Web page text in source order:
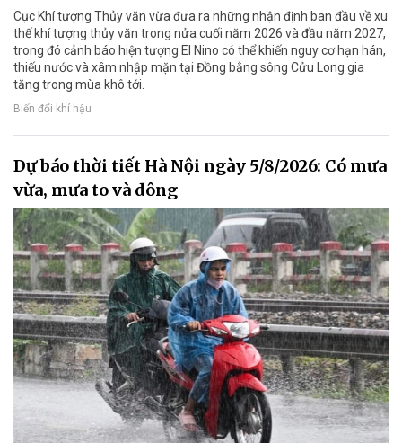
Cục Khí tượng Thủy văn vừa đưa ra những nhận định ban đầu về xu
thế khí tượng thủy văn trong nửa cuối năm 2026 và đầu năm 2027,
trong đó cảnh báo hiện tượng El Nino có thể khiến nguy cơ hạn hán,
thiếu nước và xâm nhập mặn tại Đồng bằng sông Cửu Long gia
tăng trong mùa khô tới.
Biến đổi khí hậu
Dự báo thời tiết Hà Nội ngày 5/8/2026: Có mưa
vừa, mưa to và dông